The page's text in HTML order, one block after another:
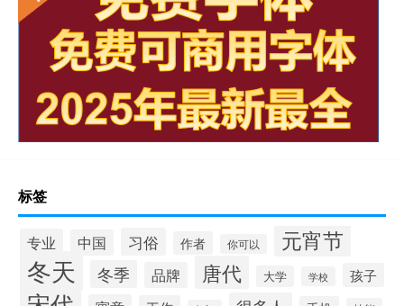
标签
专业 中国 习俗 作者 你可以 元宵节
冬天 冬季 品牌 唐代 大学 学校 孩子